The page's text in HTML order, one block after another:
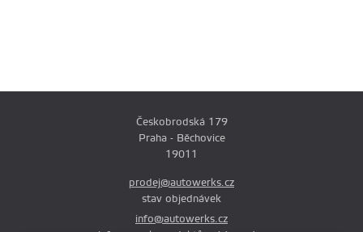
Českobrodská 179
Praha - Běchovice
19011
prodej@autowerks.cz
stav objednávek
info@autowerks.cz